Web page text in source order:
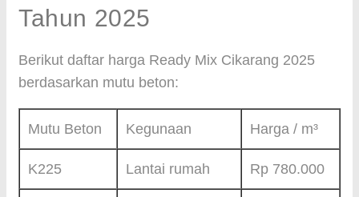
Tahun 2025
Berikut daftar harga Ready Mix Cikarang 2025
berdasarkan mutu beton:
Mutu Beton Kegunaan Harga / m³
K225 Lantai rumah Rp 780.000